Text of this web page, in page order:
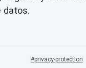
datos.
privacy-protection